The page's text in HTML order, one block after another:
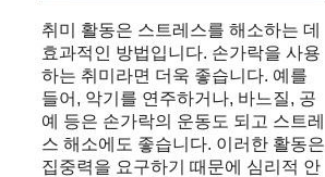
취미 활동은 스트레스를 해소하는 데
효과적인 방법입니다. 손가락을 사용
하는 취미라면 더욱 좋습니다. 예를
들어, 악기를 연주하거나, 바느질, 공
예 등은 손가락의 운동도 되고 스트레
스 해소에도 좋습니다. 이러한 활동은
집중력을 요구하기 때문에 심리적 안